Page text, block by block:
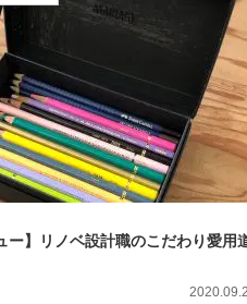
ー】リノベ設計職のこだわり愛用